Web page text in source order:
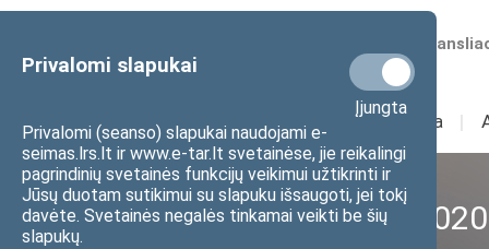
Privalomi slapukai
Įjungta
Privalomi (seanso) slapukai naudojami e-
seimas.lrs.lt ir www.e-tar.lt svetainėse, jie reikalingi
pagrindinių svetainės funkcijų veikimui užtikrinti ir
Jūsų duotam sutikimui su slapuku išsaugoti, jei tokį
davėte. Svetainės negalės tinkamai veikti be šių
slapukų.
Numatomos
Sudėtis Veikla I
XII Seimas